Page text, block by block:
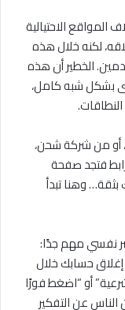
المواقع الاحتيالية
لكنه خلال هذه
الخطير أن هذه
بشكل شبه كامل،
أو من شركة شحن،
فتجد صفحة
بثقة… وهنا تبدأ
نفسي مهم جدًا:
حسابك خلال
أو “اضغط فورًا
الناس عن التفكير